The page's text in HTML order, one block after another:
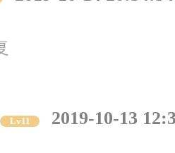
Lv11
2019-10-13